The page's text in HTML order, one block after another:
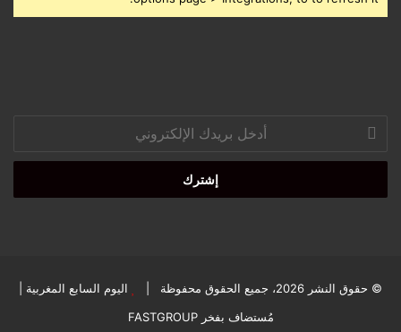
بريدك
الإلكتروني
© حقوق النشر 2026، جميع الحقوق محفوظة | اليوم السابع المغربية
مُستضاف بفخرFASTGROUP